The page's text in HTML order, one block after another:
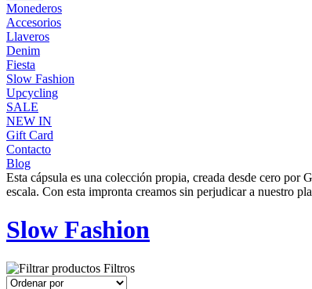
Monederos
Accesorios
Llaveros
Denim
Fiesta
Slow Fashion
Upcycling
SALE
NEW IN
Gift Card
Contacto
Blog
Esta cápsula es una colección propia, creada desde cero por
escala. Con esta impronta creamos sin perjudicar a nuestro
Slow Fashion
Filtros